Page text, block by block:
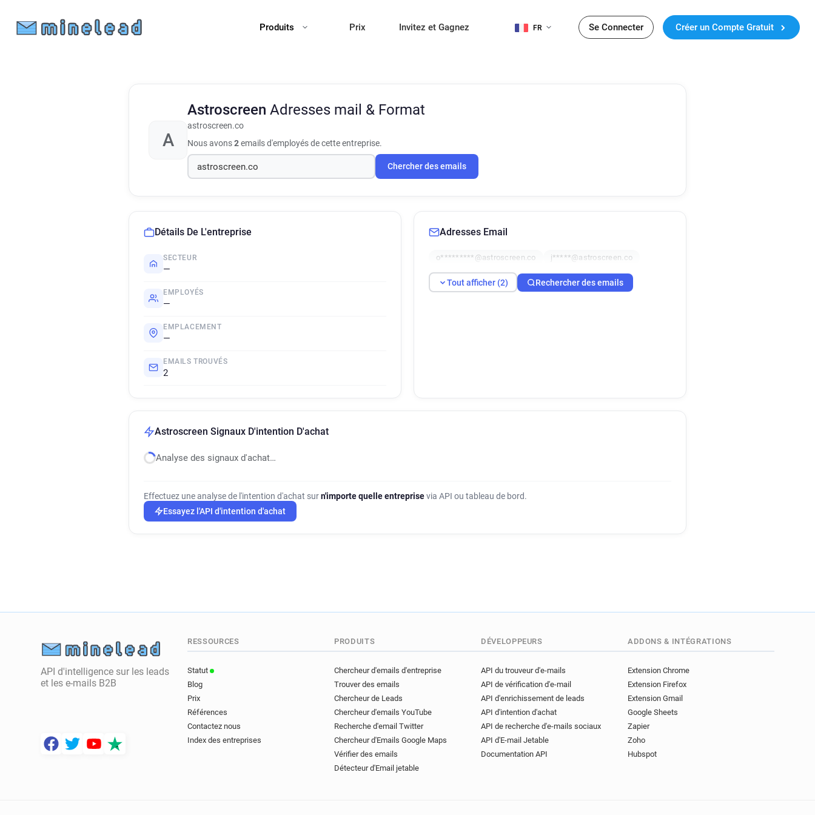
Produits Prix Invitez et Gagnez FR Se Connecter Créer un Compte Gratuit
A
Astroscreen Adresses mail & Format
astroscreen.co
Nous avons2emails d'employés de cette entreprise.
Chercher des emails
Détails De L'entreprise
SECTEUR
—
EMPLOYÉS
—
EMPLACEMENT
—
EMAILS TROUVÉS
2
Adresses Email
o*********@astroscreen.co j*****@astroscreen.co
Tout afficher (2) Rechercher des emails
Astroscreen Signaux D'intention D'achat
Analyse des signaux d'achat…
Effectuez une analyse de l'intention d'achat surn'importe quelle entreprisevia API ou tableau de bord.
Essayez l'API d'intention d'achat
API d'intelligence sur les leads
et les e-mails B2B
RESSOURCES
Statut
Blog
Prix
Références
Contactez nous
Index des entreprises
PRODUITS
Chercheur d'emails d'entreprise
Trouver des emails
Chercheur de Leads
Chercheur d'emails YouTube
Recherche d'email Twitter
Chercheur d'Emails Google Maps
Vérifier des emails
Détecteur d'Email jetable
DÉVELOPPEURS
API du trouveur d'e-mails
API de vérification d'e-mail
API d'enrichissement de leads
API d'intention d'achat
API de recherche d'e-mails sociaux
API d'E-mail Jetable
Documentation API
ADDONS & INTÉGRATIONS
Extension Chrome
Extension Firefox
Extension Gmail
Google Sheets
Zapier
Zoho
Hubspot